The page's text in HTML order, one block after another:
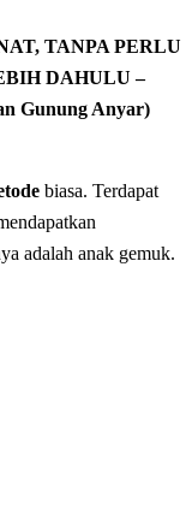
TANPA PERLU
DAHULU –
Gunung Anyar)
biasa. Terdapat
adalah anak gemuk.